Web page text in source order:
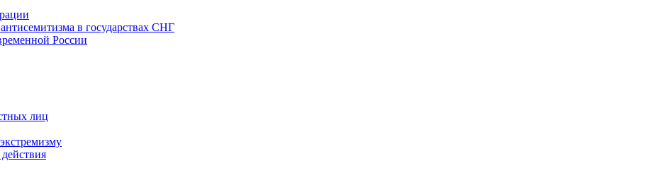
в государствах СНГ
России
лиц